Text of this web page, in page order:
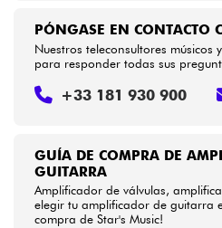
GUÍA DE COMPRA DE
GUITARRA
Amplificador de válvulas,
elegir tu amplificador de guitarra
compra de Star's Music!
PÓNGASE EN CONTACTO
Nuestros teleconsultores músicos
para responder todas sus
+33 181 930 900